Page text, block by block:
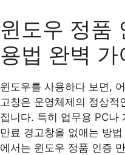
윈도우 정품
용법 완벽 가
윈도우를 사용하다 보면,
고창은 운영체제의 정상
집니다. 특히 업무용 PC나
만료 경고창을 없애는 방
에서는 윈도우 정품 인증